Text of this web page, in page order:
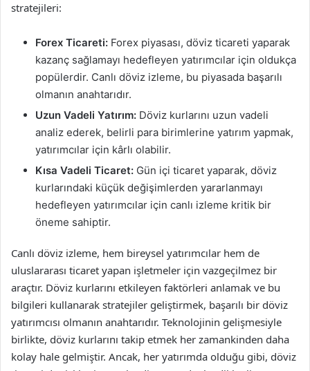
stratejileri:
Forex Ticareti: Forex piyasası, döviz ticareti yaparak
kazanç sağlamayı hedefleyen yatırımcılar için oldukça
popülerdir. Canlı döviz izleme, bu piyasada başarılı
olmanın anahtarıdır.
Uzun Vadeli Yatırım: Döviz kurlarını uzun vadeli
analiz ederek, belirli para birimlerine yatırım yapmak,
yatırımcılar için kârlı olabilir.
Kısa Vadeli Ticaret: Gün içi ticaret yaparak, döviz
kurlarındaki küçük değişimlerden yararlanmayı
hedefleyen yatırımcılar için canlı izleme kritik bir
öneme sahiptir.
Canlı döviz izleme, hem bireysel yatırımcılar hem de
uluslararası ticaret yapan işletmeler için vazgeçilmez bir
araçtır. Döviz kurlarını etkileyen faktörleri anlamak ve bu
bilgileri kullanarak stratejiler geliştirmek, başarılı bir döviz
yatırımcısı olmanın anahtarıdır. Teknolojinin gelişmesiyle
birlikte, döviz kurlarını takip etmek her zamankinden daha
kolay hale gelmiştir. Ancak, her yatırımda olduğu gibi, döviz